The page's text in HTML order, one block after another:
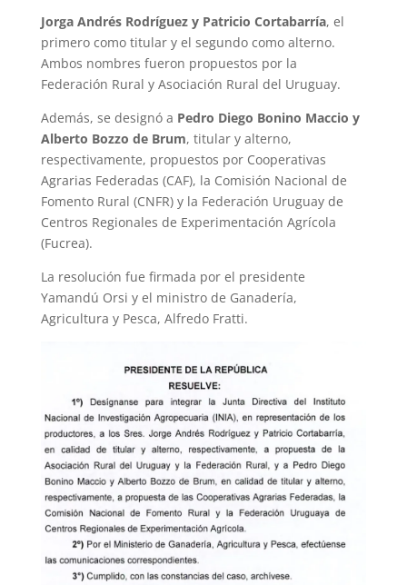
Jorga Andrés Rodríguez y Patricio Cortabarría, el
primero como titular y el segundo como alterno.
Ambos nombres fueron propuestos por la
Federación Rural y Asociación Rural del Uruguay.
Además, se designó a Pedro Diego Bonino Maccio y
Alberto Bozzo de Brum, titular y alterno,
respectivamente, propuestos por Cooperativas
Agrarias Federadas (CAF), la Comisión Nacional de
Fomento Rural (CNFR) y la Federación Uruguay de
Centros Regionales de Experimentación Agrícola
(Fucrea).
La resolución fue firmada por el presidente
Yamandú Orsi y el ministro de Ganadería,
Agricultura y Pesca, Alfredo Fratti.